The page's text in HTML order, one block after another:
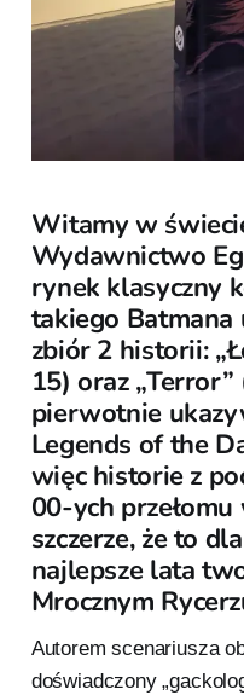
Witamy w
Wydawnictwo
rynek klasyczny
takiego
zbiór 2 historii:
15) oraz
pierwotnie
Legends of the
więc historie z
00-ych
szczerze, że to
najlepsze lata
Mrocznym
Autorem scenariusza
doświadczony